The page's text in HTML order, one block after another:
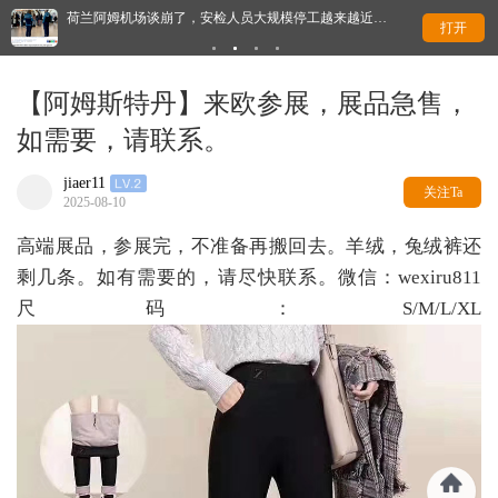
荷兰阿姆机场谈崩了，安检人员大规模停工越来越近… 太
打开
【阿姆斯特丹】来欧参展，展品急售，
如需要，请联系。
jiaer11
2025-08-10
关注Ta
高端展品，参展完，不准备再搬回去。羊绒，兔绒裤还
剩几条。如有需要的，请尽快联系。微信：wexiru811
尺码：S/M/L/XL